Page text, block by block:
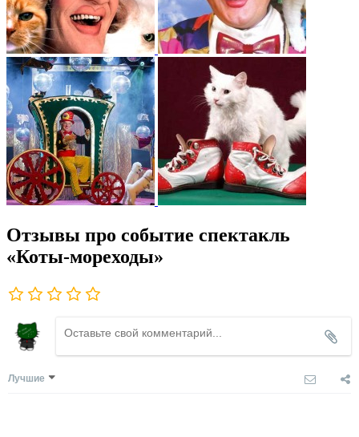
Отзывы про событие спектакль
«Коты-мореходы»
Лучшие